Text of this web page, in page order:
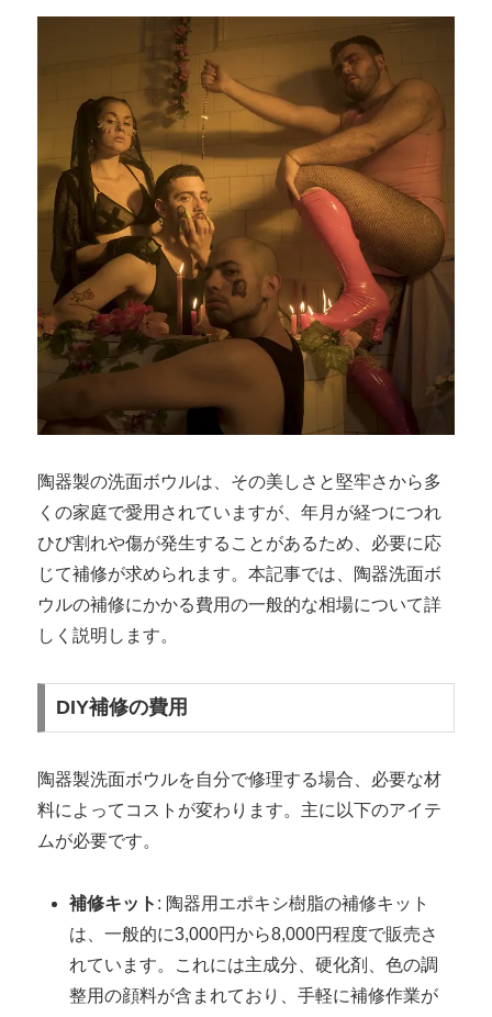
陶器製の洗面ボウルは、その美しさと堅牢さから多
くの家庭で愛用されていますが、年月が経つにつれ
ひび割れや傷が発生することがあるため、必要に応
じて補修が求められます。本記事では、陶器洗面ボ
ウルの補修にかかる費用の一般的な相場について詳
しく説明します。
DIY補修の費用
陶器製洗面ボウルを自分で修理する場合、必要な材
料によってコストが変わります。主に以下のアイテ
ムが必要です。
補修キット : 陶器用エポキシ樹脂の補修キット
は、一般的に3,000円から8,000円程度で販売さ
れています。これには主成分、硬化剤、色の調
整用の顔料が含まれており、手軽に補修作業が